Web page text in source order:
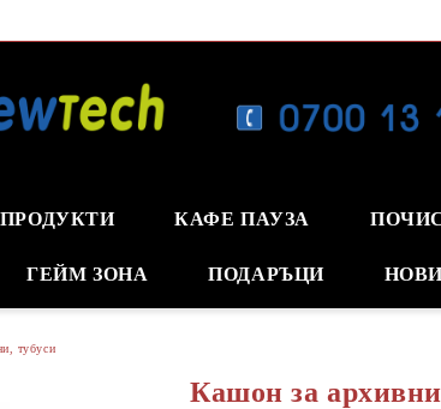
КАФЕ ПАУЗА
ГЕЙМ ЗОНА ПОДАРЪЦИ
тубуси
Кашон за